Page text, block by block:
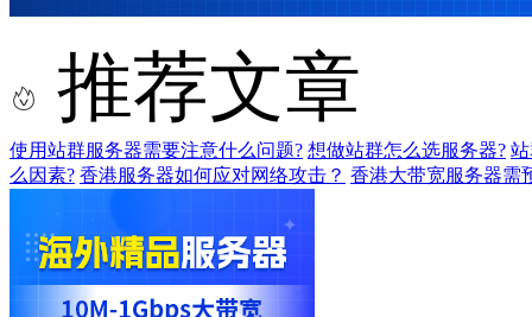
推荐文章
使用站群服务器需要注意什么问题? 想做站群怎么选服务器?
么因素? 香港服务器如何应对网络攻击？ 香港大带宽服务器需